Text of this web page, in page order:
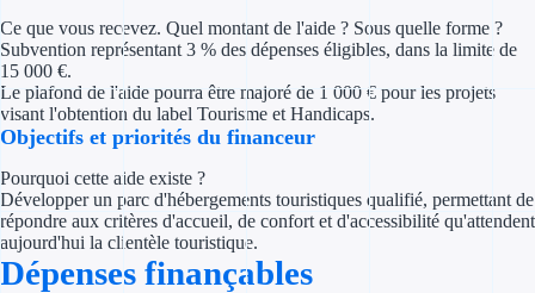
Aides Fiscales et
Crédits &
Aides Urssaf
Ce que vous recevez. Quel montant de l'aide ? Sous quelle forme ?
Subvention représentant 3 % des dépenses éligibles, dans la limite de
15 000 €.
Le plafond de l'aide pourra être majoré de 1 000 € pour les projets
visant l'obtention du label Tourisme et Handicaps.
Objectifs et priorités du financeur
Pourquoi cette aide existe ?
Développer un parc d'hébergements touristiques qualifié, permettant de
répondre aux critères d'accueil, de confort et d'accessibilité qu'attendent
aujourd'hui la clientèle touristique.
Dépenses finançables